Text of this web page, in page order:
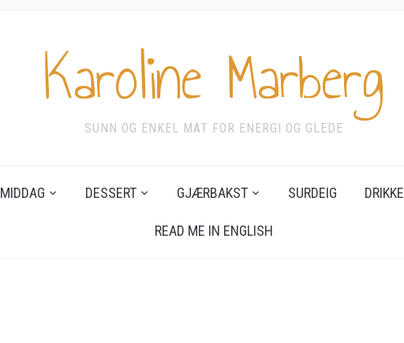
Karoline Marberg
SUNN OG ENKEL MAT FOR ENERGI OG GLEDE
MIDDAG DESSERT GJÆRBAKST SURDEIG DRIKKE
READ ME IN ENGLISH